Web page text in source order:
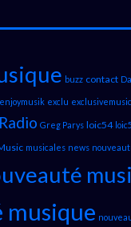
buzz contact
enjoymusik exclu exclusivemusic
Greg Parys loic54
musicales news
musique